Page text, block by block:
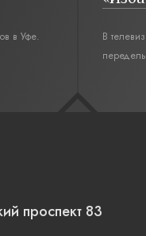
в Уфе.
В
проспект 83